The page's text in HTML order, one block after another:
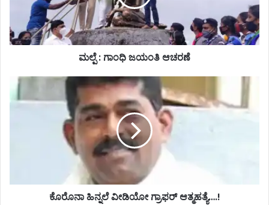
ಯಂ
ತಿ
ಣೆ
ಮಲ್ಪೆ : ಗಾಂಧಿ ಜಯಂತಿ ಆಚರಣೆ
ಕೊ
ರೊ
ಡಿ
ಕೊರೊನಾ ಹಿನ್ನಲೆ ವೀಡಿಯೋ ಗ್ರಾಫರ್ ಆತ್ಮಹತ್ಯೆ….!